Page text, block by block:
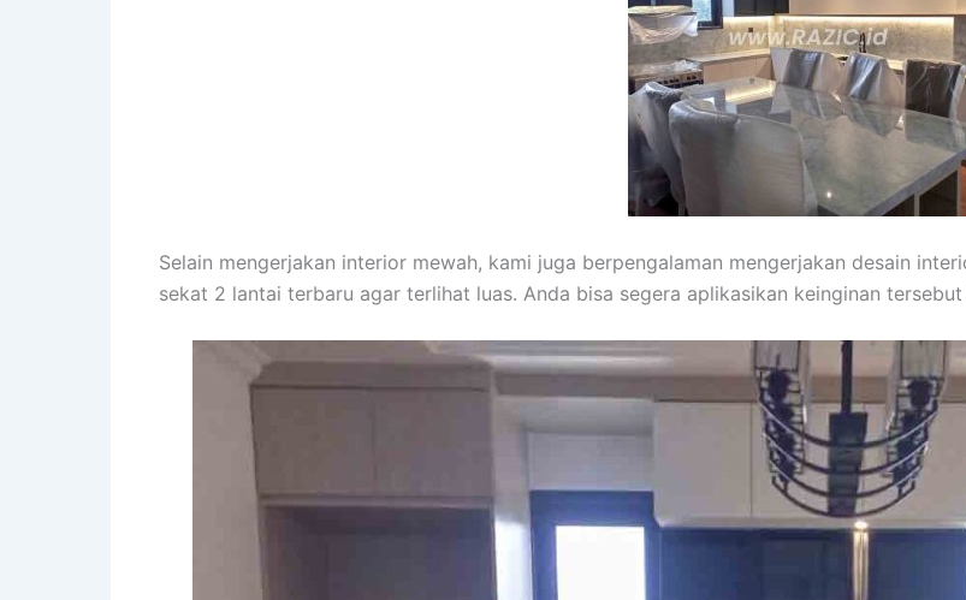
Selain mengerjakan interior mewah, kami juga berpengalaman mengerjakan desain
sekat 2 lantai terbaru agar terlihat luas. Anda bisa segera aplikasikan keinginan